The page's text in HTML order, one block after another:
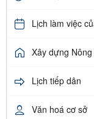
Lịch làm việc
Xây dựng
Lịch tiếp dân
Văn hoá cơ sở